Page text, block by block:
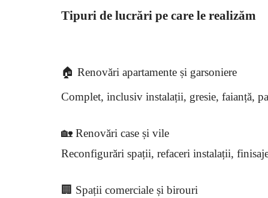
Tipuri de lucrări pe care le realizăm
🏠 Renovări apartamente și garsoniere
Complet, inclusiv instalații, gresie, faianță,
🏡 Renovări case și vile
Reconfigurări spații, refaceri instalații,
🏢 Spații comerciale și birouri